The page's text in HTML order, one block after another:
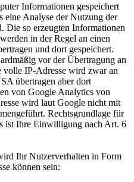
Informationen gespeichert
eine Analyse der Nutzung der
Die so erzeugten Informationen
in der Regel an einen
und dort gespeichert.
vor der Übertragung an
IP-Adresse wird zwar an
übertragen aber dort
von Google Analytics von
wird laut Google nicht mit
Rechtsgrundlage für
ist Ihre Einwilligung nach Art. 6
Ihr Nutzerverhalten in Form
können sein: